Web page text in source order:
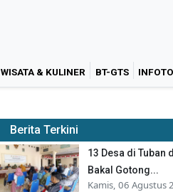
WISATA & KULINER BT-GTS
Berita Terkini
13 Desa di Tuban
Bakal Gotong...
Kamis, 06 Agustus